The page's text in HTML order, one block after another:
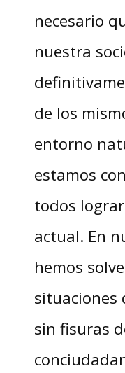
necesario
nuestra
de los
entorno
estamos
todos
actual. En
hemos
situaciones
sin fisuras